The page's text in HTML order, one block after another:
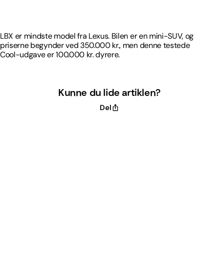
LBX er mindste model fra Lexus. Bilen er en mini-SUV, og
priserne begynder ved 350.000 kr., men denne testede
Cool-udgave er 100.000 kr. dyrere.
Kunne du lide artiklen?
Del